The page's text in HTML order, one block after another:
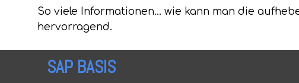
So viele Informationen... wie kann man die
hervorragend.
SAP BASIS